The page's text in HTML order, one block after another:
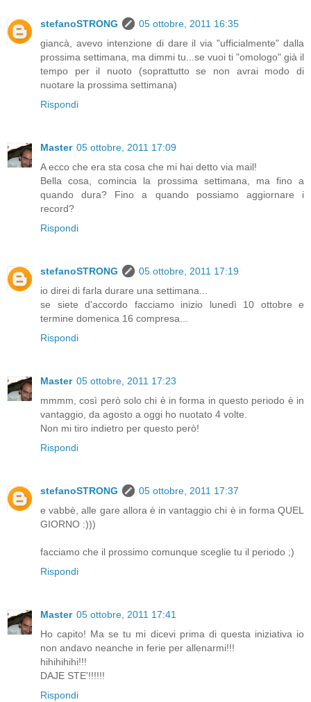
stefanoSTRONG
05 ottobre, 2011 16:35
giancà, avevo intenzione di dare il via "ufficialmente" dalla
prossima settimana, ma dimmi tu...se vuoi ti "omologo" già il
tempo per il nuoto (soprattutto se non avrai modo di
nuotare la prossima settimana)
Rispondi
Master 05 ottobre, 2011 17:09
A ecco che era sta cosa che mi hai detto via mail!
Bella cosa, comincia la prossima settimana, ma fino a
quando dura? Fino a quando possiamo aggiornare i
record?
Rispondi
stefanoSTRONG
05 ottobre, 2011 17:19
io direi di farla durare una settimana...
se siete d'accordo facciamo inizio lunedì 10 ottobre e
termine domenica 16 compresa...
Rispondi
Master 05 ottobre, 2011 17:23
mmmm, così però solo chi è in forma in questo periodo è in
vantaggio, da agosto a oggi ho nuotato 4 volte.
Non mi tiro indietro per questo però!
Rispondi
stefanoSTRONG
05 ottobre, 2011 17:37
e vabbè, alle gare allora è in vantaggio chi è in forma QUEL
GIORNO :)))
facciamo che il prossimo comunque sceglie tu il periodo ;)
Rispondi
Master 05 ottobre, 2011 17:41
Ho capito! Ma se tu mi dicevi prima di questa iniziativa io
non andavo neanche in ferie per allenarmi!!!
hihihihihi!!!
DAJE STE'!!!!!!
Rispondi